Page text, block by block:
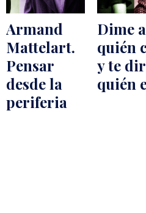
Armand
Mattelart.
Pensar
desde la
periferia
Dime a
quién
y te
quién